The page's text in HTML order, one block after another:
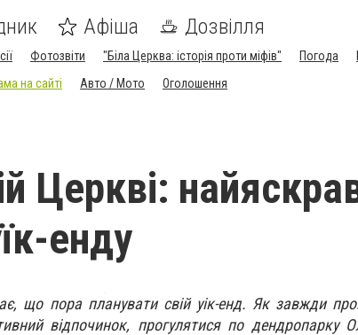
Афіша Дозвілля
Фотозвіти "Біла Церква: історія проти міфів" Погода
на сайті Авто / Мото Оголошення
Церкві:
енду
що пора планувати свій уік-енд. Як завжди
відпочинок, прогулятися по дендропарку